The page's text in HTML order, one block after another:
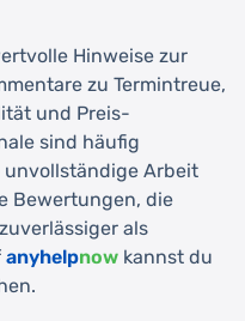
Hinweise zur
zu Termintreue,
und Preis-
sind häufig
unvollständige Arbeit
Bewertungen, die
als
anyhelpnow kannst du